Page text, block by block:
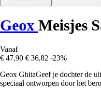
Geox Meisjes
Vanaf
€ 47,90 € 36,82 -23%
Geox GhitaGeef je dochter de
speciaal ontworpen door het